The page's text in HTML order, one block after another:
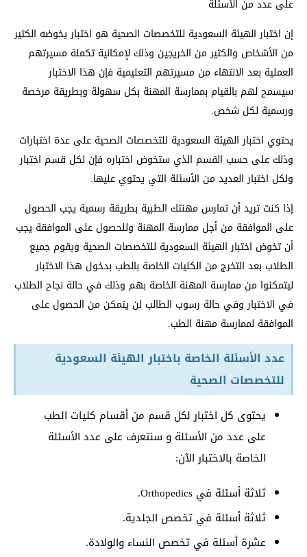
على عدد من الأسئلة
إن اختبار الهيئة السعودية للتخصصات الصحية هو اختبار يخوضه الكثير
من الأشخاص والكثير من الخريجين وذلك لإمكانية تكملة مسيرتهم
العملية بعد الانتهاء من مسيرتهم التعليمية فإن هذا الاختبار
سيسمح لهم بالقيام بممارسة المهنة بكل سهولة وبطريقة مرخصة
ورسمية لكل شخص.
يحتوي اختبار الهيئة السعودية للتخصصات الصحية على عدة اختبارات
وذلك على حسب القسم الذي ستخوض اختباره فإن لكل قسم اختبار
ولكل اختبار العديد من الأسئلة التي يحتوي عليها.
إذا كنت تريد أن تمارس مهنتك الطبية بطريقة رسمية يجب الحصول
على الموافقة من أجل ممارسة المهنة وللحصول على الموافقة يجب
أن تخوض اختبار الهيئة السعودية للتخصصات الصحية ويقوم جميع
الطلاب بعد التخرج من الكليات الخاصة بالطب بدخول هذا الاختبار
ليتمكنوا من ممارسة المهنة الخاصة بهم وذلك في حالة نجاح الطلاب
في الاختبار وفي حالة رسوب الطالب لن يتمكن من الحصول على
الموافقة لممارسة مهنة الطب.
عدد الأسئلة الخاصة باختبار الهيئة السعودية
للتخصصات الصحية
يحتوى كل اختبار لكل قسم من أقسام كليات الطب
على عدد من الأسئلة و سنتعرف على عدد الأسئلة
الخاصة بالاختبار الآن:
ثلاثة أسئلة في Orthopedics.
ثلاثة أسئلة في تخصص الجلدية.
عشرة أسئلة في تخصص النساء والولادة.